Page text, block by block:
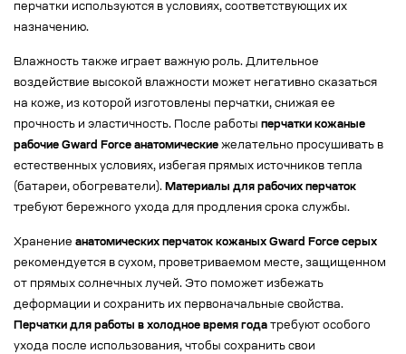
перчатки используются в условиях, соответствующих их
назначению.
Влажность также играет важную роль. Длительное
воздействие высокой влажности может негативно сказаться
на коже, из которой изготовлены перчатки, снижая ее
прочность и эластичность. После работы перчатки кожаные
рабочие Gward Force анатомические желательно просушивать в
естественных условиях, избегая прямых источников тепла
(батареи, обогреватели). Материалы для рабочих перчаток
требуют бережного ухода для продления срока службы.
Хранение анатомических перчаток кожаных Gward Force серых
рекомендуется в сухом, проветриваемом месте, защищенном
от прямых солнечных лучей. Это поможет избежать
деформации и сохранить их первоначальные свойства.
Перчатки для работы в холодное время года требуют особого
ухода после использования, чтобы сохранить свои